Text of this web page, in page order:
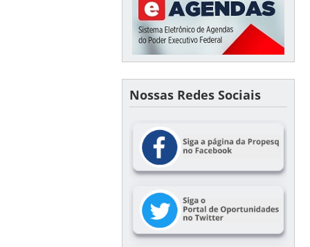
Nossas Redes Sociais